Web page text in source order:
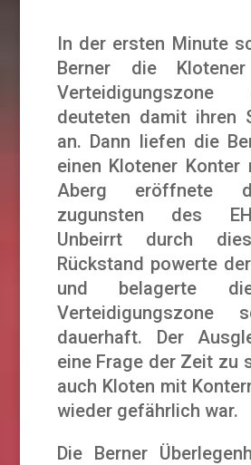
In der ersten Minute
Berner die
deuteten damit ihren
an. Dann liefen die
einen Klotener Konter
Aberg eröffnete
zugunsten des
Unbeirrt durch
Rückstand powerte
und belagerte
Verteidigungszone
dauerhaft. Der
eine Frage der Zeit zu
auch Kloten mit
wieder gefährlich war.
Die Berner